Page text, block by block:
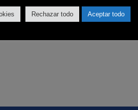
Rechazar todo Aceptar todo